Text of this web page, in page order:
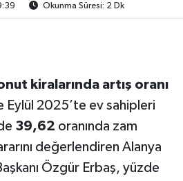
Okunma Süresi: 2 Dk
kiralarında artış oranı
Eylül 2025’te ev sahipleri
39,62 oranında zam
değerlendiren Alanya
Özgür Erbaş, yüzde